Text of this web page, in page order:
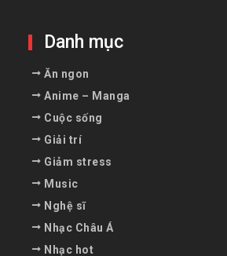
Danh mục
Ăn ngon
Anime – Manga
Cuộc sống
Giải trí
Giảm stress
Music
Nghệ sĩ
Nhạc Châu Á
Nhạc hot